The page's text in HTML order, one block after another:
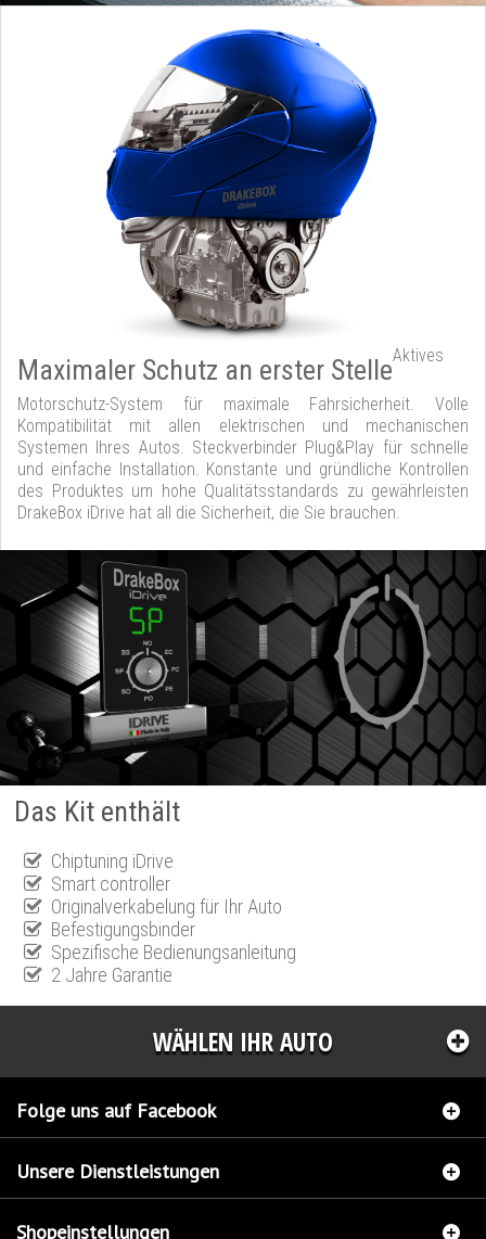
Maximaler Schutz an erster StelleAktives
Motorschutz-System für maximale Fahrsicherheit. Volle
Kompatibilität mit allen elektrischen und mechanischen
Systemen Ihres Autos. Steckverbinder Plug&Play für schnelle
und einfache Installation. Konstante und gründliche Kontrollen
des Produktes um hohe Qualitätsstandards zu gewährleisten
DrakeBox iDrive hat all die Sicherheit, die Sie brauchen.
Das Kit enthält
Chiptuning iDrive
Smart controller
Originalverkabelung für Ihr Auto
Befestigungsbinder
Spezifische Bedienungsanleitung
2 Jahre Garantie
WÄHLEN IHR AUTO
Folge uns auf Facebook
Unsere Dienstleistungen
Shopeinstellungen